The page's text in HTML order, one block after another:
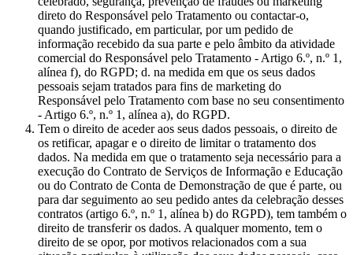
direto do Responsável pelo Tratamento ou contactar-o,
quando justificado, em particular, por um pedido de
informação recebido da sua parte e pelo âmbito da atividade
comercial do Responsável pelo Tratamento - Artigo 6.º, n.º 1,
alínea f), do RGPD; d. na medida em que os seus dados
pessoais sejam tratados para fins de marketing do
Responsável pelo Tratamento com base no seu consentimento
- Artigo 6.º, n.º 1, alínea a), do RGPD.
Tem o direito de aceder aos seus dados pessoais, o direito de
os retificar, apagar e o direito de limitar o tratamento dos
dados. Na medida em que o tratamento seja necessário para a
execução do Contrato de Serviços de Informação e Educação
ou do Contrato de Conta de Demonstração de que é parte, ou
para dar seguimento ao seu pedido antes da celebração desses
contratos (artigo 6.º, n.º 1, alínea b) do RGPD), tem também o
direito de transferir os dados. A qualquer momento, tem o
direito de se opor, por motivos relacionados com a sua